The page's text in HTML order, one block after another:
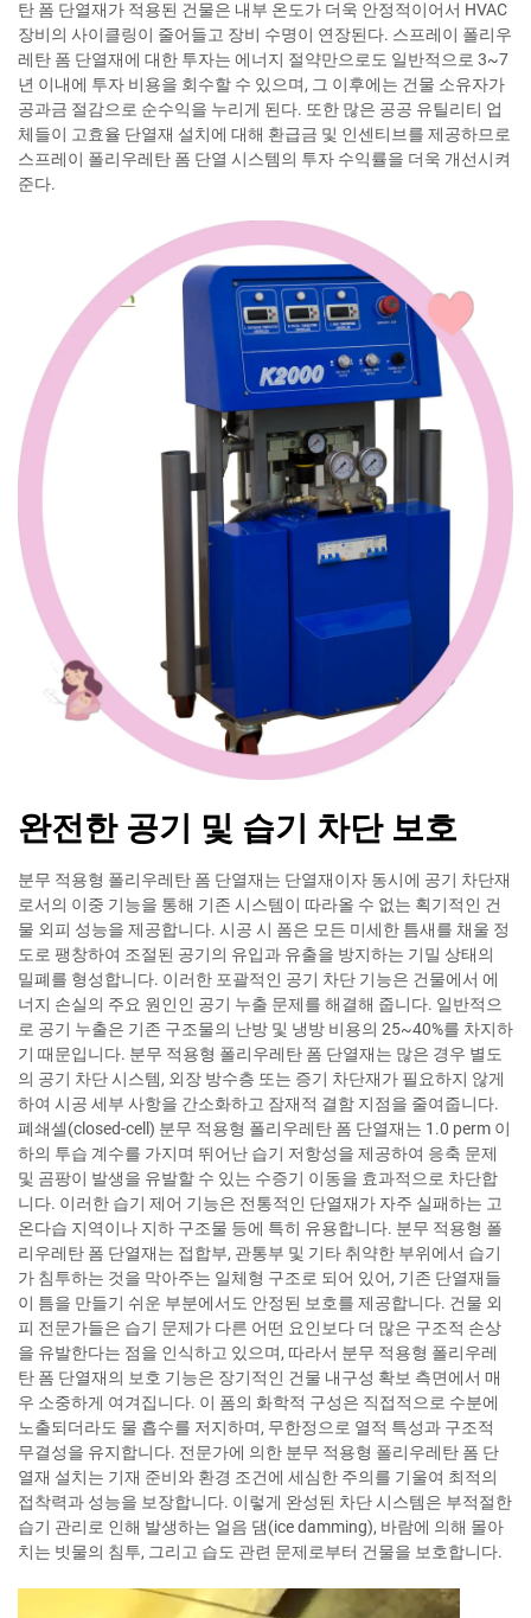
탄 폼 단열재가 적용된 건물은 내부 온도가 더욱 안정적이어서 HVAC
장비의 사이클링이 줄어들고 장비 수명이 연장된다. 스프레이 폴리우
레탄 폼 단열재에 대한 투자는 에너지 절약만으로도 일반적으로 3~7
년 이내에 투자 비용을 회수할 수 있으며, 그 이후에는 건물 소유자가
공과금 절감으로 순수익을 누리게 된다. 또한 많은 공공 유틸리티 업
체들이 고효율 단열재 설치에 대해 환급금 및 인센티브를 제공하므로
스프레이 폴리우레탄 폼 단열 시스템의 투자 수익률을 더욱 개선시켜
준다.
완전한 공기 및 습기 차단 보호
분무 적용형 폴리우레탄 폼 단열재는 단열재이자 동시에 공기 차단재
로서의 이중 기능을 통해 기존 시스템이 따라올 수 없는 획기적인 건
물 외피 성능을 제공합니다. 시공 시 폼은 모든 미세한 틈새를 채울 정
도로 팽창하여 조절된 공기의 유입과 유출을 방지하는 기밀 상태의
밀폐를 형성합니다. 이러한 포괄적인 공기 차단 기능은 건물에서 에
너지 손실의 주요 원인인 공기 누출 문제를 해결해 줍니다. 일반적으
로 공기 누출은 기존 구조물의 난방 및 냉방 비용의 25~40%를 차지하
기 때문입니다. 분무 적용형 폴리우레탄 폼 단열재는 많은 경우 별도
의 공기 차단 시스템, 외장 방수층 또는 증기 차단재가 필요하지 않게
하여 시공 세부 사항을 간소화하고 잠재적 결함 지점을 줄여줍니다.
폐쇄셀(closed-cell) 분무 적용형 폴리우레탄 폼 단열재는 1.0 perm 이
하의 투습 계수를 가지며 뛰어난 습기 저항성을 제공하여 응축 문제
및 곰팡이 발생을 유발할 수 있는 수증기 이동을 효과적으로 차단합
니다. 이러한 습기 제어 기능은 전통적인 단열재가 자주 실패하는 고
온다습 지역이나 지하 구조물 등에 특히 유용합니다. 분무 적용형 폴
리우레탄 폼 단열재는 접합부, 관통부 및 기타 취약한 부위에서 습기
가 침투하는 것을 막아주는 일체형 구조로 되어 있어, 기존 단열재들
이 틈을 만들기 쉬운 부분에서도 안정된 보호를 제공합니다. 건물 외
피 전문가들은 습기 문제가 다른 어떤 요인보다 더 많은 구조적 손상
을 유발한다는 점을 인식하고 있으며, 따라서 분무 적용형 폴리우레
탄 폼 단열재의 보호 기능은 장기적인 건물 내구성 확보 측면에서 매
우 소중하게 여겨집니다. 이 폼의 화학적 구성은 직접적으로 수분에
노출되더라도 물 흡수를 저지하며, 무한정으로 열적 특성과 구조적
무결성을 유지합니다. 전문가에 의한 분무 적용형 폴리우레탄 폼 단
열재 설치는 기재 준비와 환경 조건에 세심한 주의를 기울여 최적의
접착력과 성능을 보장합니다. 이렇게 완성된 차단 시스템은 부적절한
습기 관리로 인해 발생하는 얼음 댐(ice damming), 바람에 의해 몰아
치는 빗물의 침투, 그리고 습도 관련 문제로부터 건물을 보호합니다.